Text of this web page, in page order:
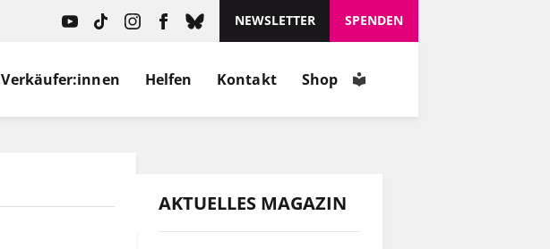
NEWSLETTER SPENDEN
Verkäufer:innen Helfen Kontakt Shop
schätzt, wie er ist.
MEHR
AKTUELLES MAGAZIN